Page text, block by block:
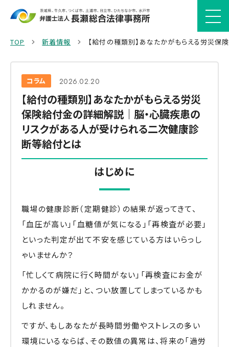
TOP 新着情報 【給付の種類別】あなたかがもらえる労災
コラム 2026.02.20
【給付の種類別】あなたかがもらえる労災
保険給付金の詳細解説｜脳・心臓疾患の
リスクがある人が受けられる二次健康診
断等給付とは
はじめに
職場の健康診断（定期健診）の結果が返ってきて、
「血圧が高い」「血糖値が気になる」「再検査が必要」
といった判定が出て不安を感じている方はいらっし
ゃいませんか？
「忙しくて病院に行く時間がない」「再検査にお金が
かかるのが嫌だ」と、つい放置してしまっているかも
しれません。
ですが、もしあなたが長時間労働やストレスの多い
環境にいるならば、その数値の異常は、将来の「過労